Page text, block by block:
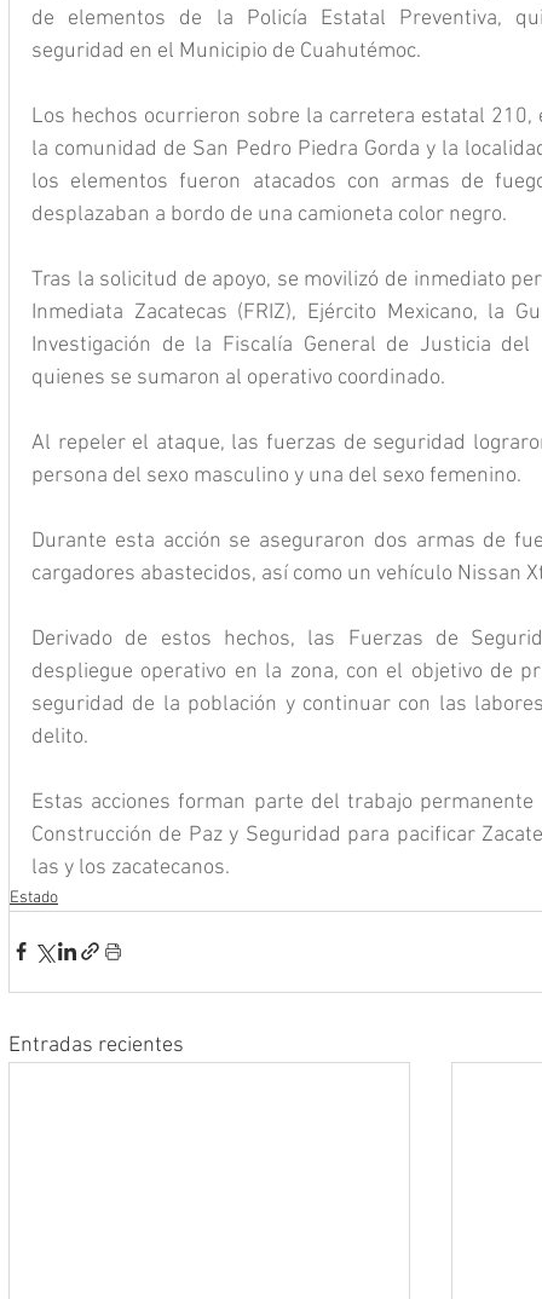
de elementos de la Policía Estatal Preventiva,
seguridad en el Municipio de Cuahutémoc.
Los hechos ocurrieron sobre la carretera estatal
la comunidad de San Pedro Piedra Gorda y la
los elementos fueron atacados con armas de
desplazaban a bordo de una camioneta color negro.
Tras la solicitud de apoyo, se movilizó de inmediato
Inmediata Zacatecas (FRIZ), Ejército Mexicano, la
Investigación de la Fiscalía General de Justicia del
quienes se sumaron al operativo coordinado.
Al repeler el ataque, las fuerzas de seguridad
persona del sexo masculino y una del sexo femenino.
Durante esta acción se aseguraron dos armas de
cargadores abastecidos, así como un vehículo Nissan
Derivado de estos hechos, las Fuerzas de
despliegue operativo en la zona, con el objetivo de
seguridad de la población y continuar con las
delito.
Estas acciones forman parte del trabajo
Construcción de Paz y Seguridad para pacificar
las y los zacatecanos.
Estado
Entradas recientes